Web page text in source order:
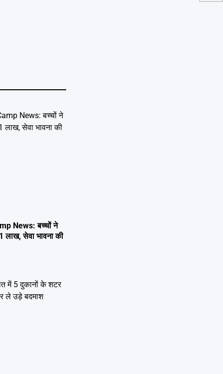
News: बच्चों ने
लाख, सेवा भावना की